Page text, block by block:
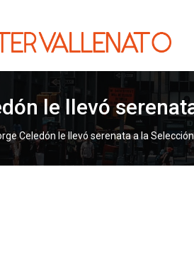
le llevó
Celedón le llevó serenata a la